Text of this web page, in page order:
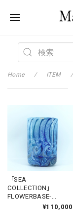
Home ITEM
「SEA
COLLECTION」
FLOWERBASE-
GGANTIJA5¥110,000